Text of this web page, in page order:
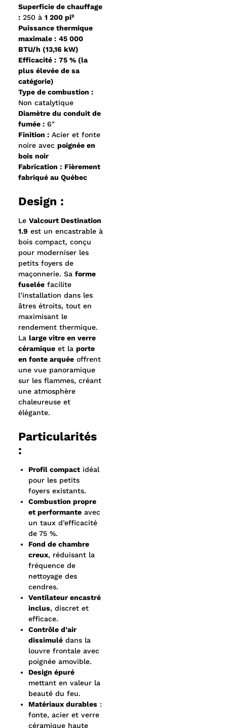
Superficie de chauffage
: 250 à1 200 pi²
Puissance thermique
maximale : 45 000
BTU/h (13,16 kW)
Efficacité : 75 % (la
plus élevée de sa
catégorie)
Type de combustion :
Non catalytique
Diamètre du conduit de
fumée : 6″
Finition : Acier et fonte
noire avecpoignée en
bois noir
Fabrication : Fièrement
fabriqué au Québec
Design :
LeValcourt Destination
1.9 est un encastrable à
bois compact, conçu
pour moderniser les
petits foyers de
maçonnerie. Saforme
fuselée facilite
l’installation dans les
âtres étroits, tout en
maximisant le
rendement thermique.
Lalarge vitre en verre
céramique et laporte
en fonte arquée offrent
une vue panoramique
sur les flammes, créant
une atmosphère
chaleureuse et
élégante.
Particularités
:
Profil compact idéal
pour les petits
foyers existants.
Combustion propre
et performante avec
un taux d’efficacité
de 75 %.
Fond de chambre
creux, réduisant la
fréquence de
nettoyage des
cendres.
Ventilateur encastré
inclus, discret et
efficace.
Contrôle d’air
dissimulé dans la
louvre frontale avec
poignée amovible.
Design épuré
mettant en valeur la
beauté du feu.
Matériaux durables :
fonte, acier et verre
céramique haute